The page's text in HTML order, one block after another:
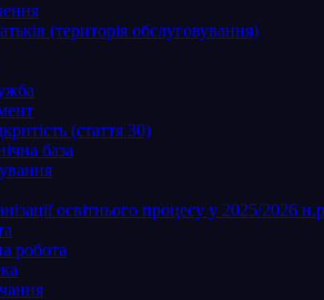
(територія обслуговування)
(стаття 30)
база
освітнього процесу у 2025/2026
робота